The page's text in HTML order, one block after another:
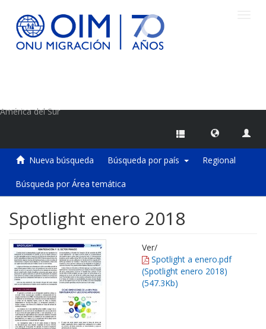
América del Sur
Nueva búsqueda Búsqueda por país Regional
Búsqueda por Área temática
Spotlight enero 2018
Ver/
Spotlight a enero.pdf
(Spotlight enero 2018)
(547.3Kb)